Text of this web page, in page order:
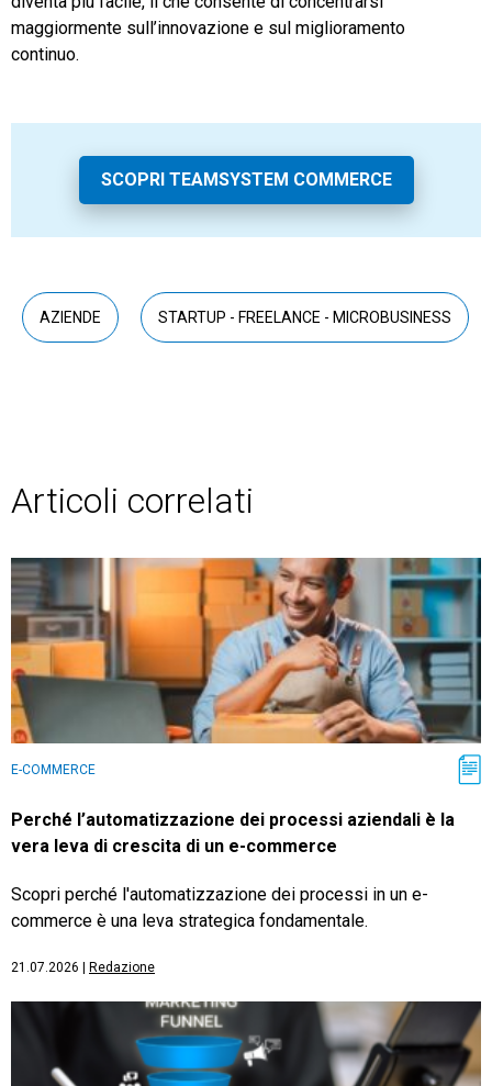
maggiormente sull’innovazione e sul miglioramento
continuo.
SCOPRI TEAMSYSTEM COMMERCE
AZIENDE STARTUP - FREELANCE - MICROBUSINESS
Articoli correlati
E-COMMERCE
Perché l’automatizzazione dei processi aziendali è la
vera leva di crescita di un e-commerce
Scopri perché l'automatizzazione dei processi in un e-
commerce è una leva strategica fondamentale.
21.07.2026 Redazione